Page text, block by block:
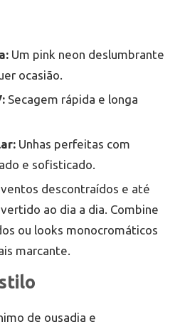
Um pink neon deslumbrante
ocasião.
Secagem rápida e longa
Unhas perfeitas com
e sofisticado.
descontraídos e até
ao dia a dia. Combine
ou looks monocromáticos
marcante.
de ousadia e